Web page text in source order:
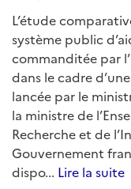
L’étude
système public
commanditée par
dans le cadre
lancée par le
la ministre de
Recherche et de
Gouvernement
dispo... Lire la suite